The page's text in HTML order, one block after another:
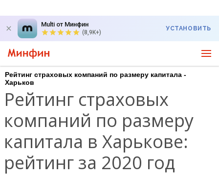
Multi от Минфин
(8,9K+)
УСТАНОВИТЬ
Рейтинг страховых компаний по размеру капитала -
Харьков
Рейтинг страховых
компаний по размеру
капитала в Харькове:
рейтинг за 2020 год